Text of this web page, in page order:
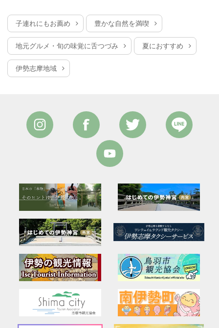
子連れにもお薦め 豊かな自然を満喫
地元グルメ・旬の味覚に舌つづみ 夏におすすめ
伊勢志摩地域